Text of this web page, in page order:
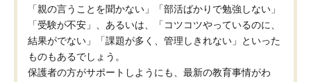
「親の言うことを聞かない」「部活ばかりで勉強しない」
「受験が不安」、あるいは、「コツコツやっているのに、
結果がでない」「課題が多く、管理しきれない」といった
ものもあるでしょう。
保護者の方がサポートしようにも、最新の教育事情がわ